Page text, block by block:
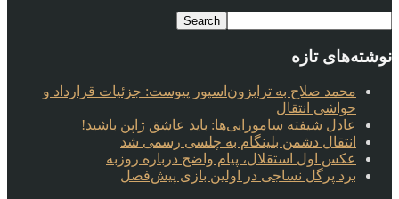
نوشته‌های تازه
محمد صلاح به ترابزون‌اسپور پیوست: جزئیات قرارداد و
حواشی انتقال
عادل شیفته سامورایی‌ها: باید عاشق ژاپن باشید!
انتقال دشمن بلینگام به چلسی رسمی شد
عکس اول استقلال، پیام واضح درباره روزبه
برد پرگل نساجی در اولین بازی پیش‌فصل